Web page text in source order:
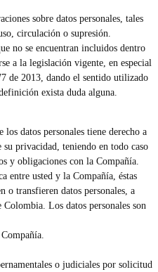
sobre datos personales, tales
circulación o supresión.
no se encuentran incluidos dentro
a la legislación vigente, en especial
de 2013, dando el sentido utilizado
exista duda alguna.
datos personales tiene derecho a
privacidad, teniendo en todo caso
y obligaciones con la Compañía.
entre usted y la Compañía, éstas
o transfieren datos personales, a
Los datos personales son
o judiciales por solicitud